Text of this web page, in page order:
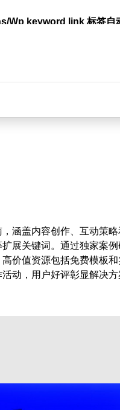
keyword link 标签
涵盖内容创作、互动策
展关键词。通过独家案例
价值资源包括免费模板
动，用户好评彰显解决方